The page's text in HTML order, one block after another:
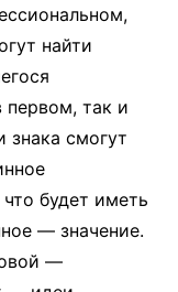
найти
первом, так и
знака смогут
будет иметь
— значение.
—